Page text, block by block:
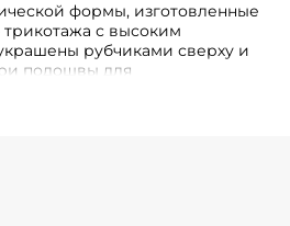
формы, изготовленные
трикотажа с высоким
рубчиками сверху и
подошвы для
Украшены графическим